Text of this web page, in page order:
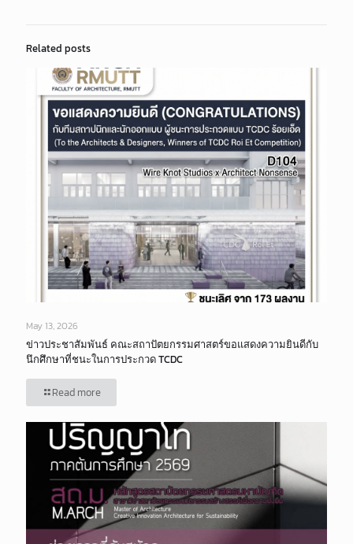
Related posts
May 13, 2026
ข่าวประชาสัมพันธ์ คณะสถาปัตยกรรมศาสตร์ขอแสดงความยินดีกับ
นึกศึกษาที่ชนะในการประกวด TCDC
Read more